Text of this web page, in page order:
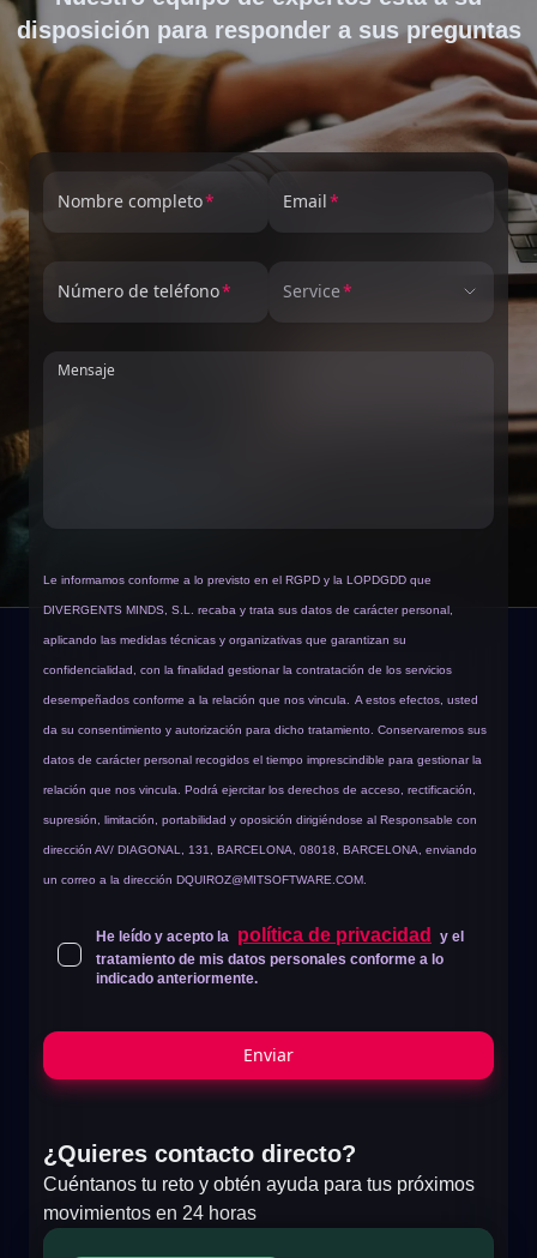
disposición para responder a sus preguntas
Nombre completo Email
Número de teléfono Service
Mensaje
Le informamos conforme a lo previsto en el RGPD y la LOPDGDD que
DIVERGENTS MINDS, S.L. recaba y trata sus datos de carácter personal,
aplicando las medidas técnicas y organizativas que garantizan su
confidencialidad, con la finalidad gestionar la contratación de los servicios
desempeñados conforme a la relación que nos vincula. A estos efectos, usted
da su consentimiento y autorización para dicho tratamiento. Conservaremos sus
datos de carácter personal recogidos el tiempo imprescindible para gestionar la
relación que nos vincula. Podrá ejercitar los derechos de acceso, rectificación,
supresión, limitación, portabilidad y oposición dirigiéndose al Responsable con
dirección AV/ DIAGONAL, 131, BARCELONA, 08018, BARCELONA, enviando
un correo a la dirección DQUIROZ@MITSOFTWARE.COM
He leído y acepto la política de privacidad
y el
tratamiento de mis datos personales conforme a lo
indicado anteriormente.
Enviar
¿Quieres contacto directo?
Cuéntanos tu reto y obtén ayuda para tus próximos
movimientos en 24 horas